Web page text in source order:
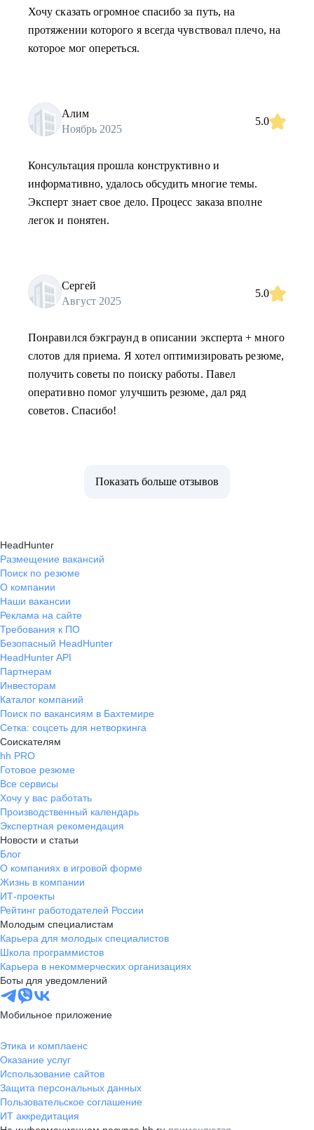
Хочу сказать огромное спасибо за путь, на
протяжении которого я всегда чувствовал плечо, на
которое мог опереться.
Алим
Ноябрь 2025
5.0
Консультация прошла конструктивно и
информативно, удалось обсудить многие темы.
Эксперт знает свое дело. Процесс заказа вполне
легок и понятен.
Сергей
Август 2025
5.0
Понравился бэкграунд в описании эксперта + много
слотов для приема. Я хотел оптимизировать резюме,
получить советы по поиску работы. Павел
оперативно помог улучшить резюме, дал ряд
советов. Спасибо!
Показать больше отзывов
HeadHunter
Размещение вакансий
Поиск по резюме
О компании
Наши вакансии
Реклама на сайте
Требования к ПО
Безопасный HeadHunter
HeadHunter API
Партнерам
Инвесторам
Каталог компаний
Поиск по вакансиям в Бахтемире
Сетка: соцсеть для нетворкинга
Соискателям
hh PRO
Готовое резюме
Все сервисы
Хочу у вас работать
Производственный календарь
Экспертная рекомендация
Новости и статьи
Блог
О компаниях в игровой форме
Жизнь в компании
ИТ-проекты
Рейтинг работодателей России
Молодым специалистам
Карьера для молодых специалистов
Школа программистов
Карьера в некоммерческих организациях
Боты для уведомлений
Мобильное приложение
Этика и комплаенс
Оказание услуг
Использование сайтов
Защита персональных данных
Пользовательское соглашение
ИТ аккредитация